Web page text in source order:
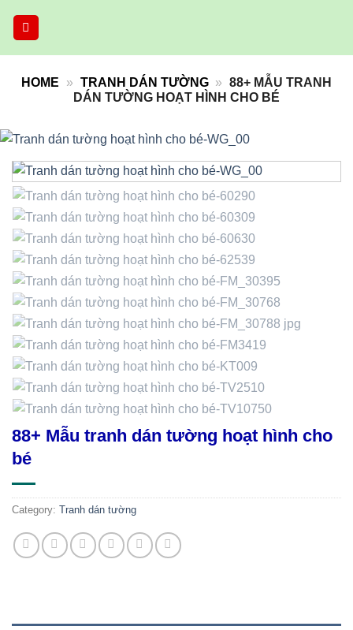
HOME » TRANH DÁN TƯỜNG » 88+ MẪU TRANH
DÁN TƯỜNG HOẠT HÌNH CHO BÉ
88+ Mẫu tranh dán tường hoạt hình cho
bé
Category: Tranh dán tường